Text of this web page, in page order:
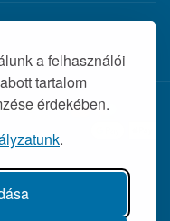
a felhasználói
tartalom
érdekében.
.